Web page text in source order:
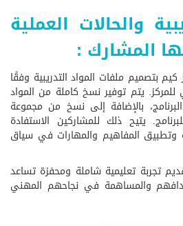
والحالات العملية
المشارك :
بتصميم ملفات المواد التدريبية وفقًا
يتم توفير نسخ كاملة من المواد
بالإضافة إلى نسخ من مجموعة
يتيح ذلك للمشاركين الاستفادة
وتطبيق المفاهيم والمهارات في سياق
تجربة تعليمية شاملة ومحفزة تساعد
والمساهمة في نجاحهم المهني